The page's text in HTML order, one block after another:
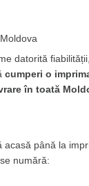
datorită
cumperi o
în toată
până la
numără: